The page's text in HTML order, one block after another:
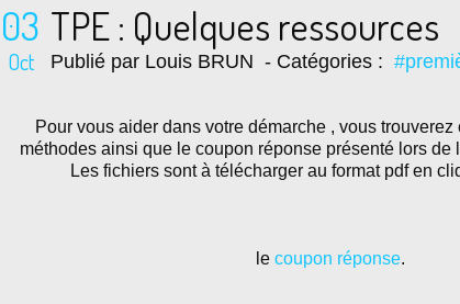
03
Oct
TPE : Quelques ressources
Publié par Louis BRUN - Catégories :
Pour vous aider dans votre démarche , vous
méthodes ainsi que le coupon réponse présenté lors de
Les fichiers sont à télécharger au format pdf en
le coupon réponse.